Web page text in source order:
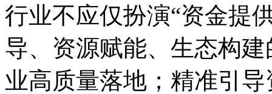
行业不应仅扮演“资金提
导、资源赋能、生态构
业高质量落地；精准引